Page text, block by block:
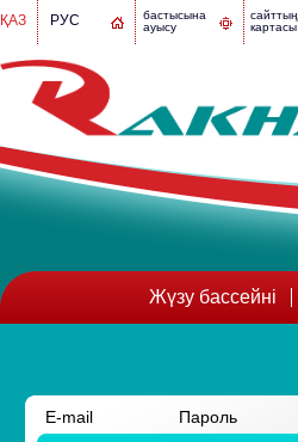
бастысына
ауысу
сайттың
картасы
ҚАЗ РУС
Жүзу бассейні
E-mail Пароль